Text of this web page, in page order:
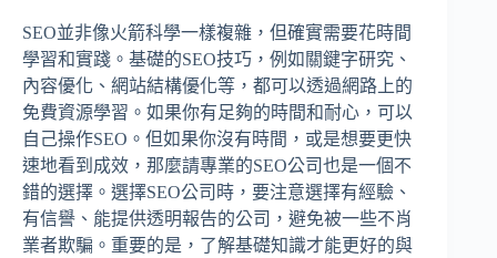
SEO並非像火箭科學一樣複雜，但確實需要花時間
學習和實踐。基礎的SEO技巧，例如關鍵字研究、
內容優化、網站結構優化等，都可以透過網路上的
免費資源學習。如果你有足夠的時間和耐心，可以
自己操作SEO。但如果你沒有時間，或是想要更快
速地看到成效，那麼請專業的SEO公司也是一個不
錯的選擇。選擇SEO公司時，要注意選擇有經驗、
有信譽、能提供透明報告的公司，避免被一些不肖
業者欺騙。重要的是，了解基礎知識才能更好的與